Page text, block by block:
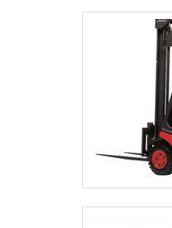
melhor para os